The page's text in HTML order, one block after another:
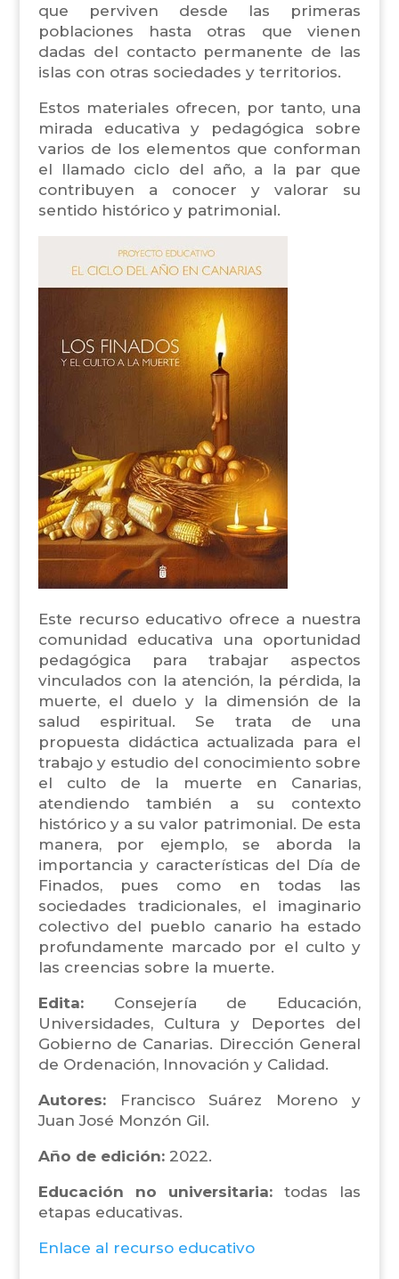
que perviven desde las primeras
poblaciones hasta otras que vienen
dadas del contacto permanente de las
islas con otras sociedades y territorios.
Estos materiales ofrecen, por tanto, una
mirada educativa y pedagógica sobre
varios de los elementos que conforman
el llamado ciclo del año, a la par que
contribuyen a conocer y valorar su
sentido histórico y patrimonial.
Este recurso educativo ofrece a nuestra
comunidad educativa una oportunidad
pedagógica para trabajar aspectos
vinculados con la atención, la pérdida, la
muerte, el duelo y la dimensión de la
salud espiritual. Se trata de una
propuesta didáctica actualizada para el
trabajo y estudio del conocimiento sobre
el culto de la muerte en Canarias,
atendiendo también a su contexto
histórico y a su valor patrimonial. De esta
manera, por ejemplo, se aborda la
importancia y características del Día de
Finados, pues como en todas las
sociedades tradicionales, el imaginario
colectivo del pueblo canario ha estado
profundamente marcado por el culto y
las creencias sobre la muerte.
Edita: Consejería de Educación,
Universidades, Cultura y Deportes del
Gobierno de Canarias. Dirección General
de Ordenación, Innovación y Calidad.
Autores:Francisco Suárez Moreno y
Juan José Monzón Gil.
Año de edición:2022.
Educación no universitaria:todas las
etapas educativas.
Enlace al recurso educativo